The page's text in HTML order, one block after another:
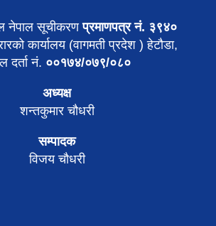
नेपाल सूचीकरणप्रमाणपत्र नं. ३९४०
कार्यालय (वागमती प्रदेश ) हेटौडा,
दर्ता नं. ००१७४/०७९/०८०
अध्यक्ष
शन्तकुमार चौधरी
सम्पादक
विजय चौधरी